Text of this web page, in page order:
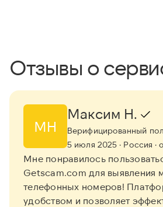
Отзывы о
МН
Максим Н.
Верифицированный
5 июля 2025 · Россия ·
Мне понравилось
Getscam.com для выявления
телефонных номеров!
удобством и позволяет